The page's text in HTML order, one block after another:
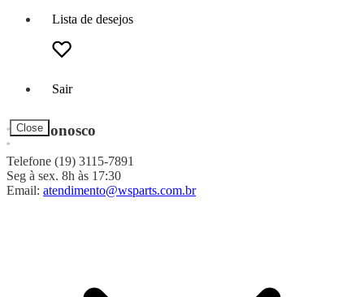
Lista de desejos
Sair
Close
Fale Conosco
Telefone (19) 3115-7891
Seg à sex. 8h às 17:30
Email: atendimento@wsparts.com.br